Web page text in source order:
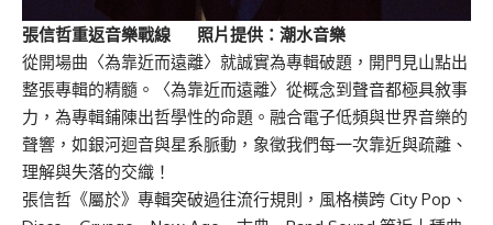
張信哲重返音樂戰線 照片提供：潮水音樂
從開場曲〈為靠近而遠離〉就誠實為專輯破題，開門見山點出
整張專輯的精髓。〈為靠近而遠離〉從概念到聲音都極具敘事
力，為專輯鋪陳出哲學性的命題。融合電子低頻與世界音樂的
聲響，如銀河迴音與星系脈動，象徵我們每一次靠近與疏離、
理解與失落的交織！
張信哲《屬於》專輯突破過往流行規則，風格橫跨 City Pop、